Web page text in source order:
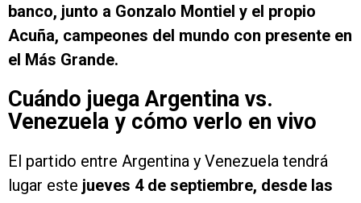
banco, junto a Gonzalo Montiel y el propio
Acuña, campeones del mundo con presente en
el Más Grande.
Cuándo juega Argentina vs.
Venezuela y cómo verlo en vivo
El partido entre Argentina y Venezuela tendrá
lugar este jueves 4 de septiembre, desde las